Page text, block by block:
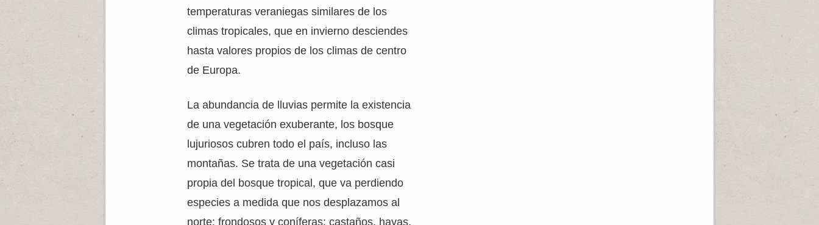
temperaturas veraniegas similares de los
climas tropicales, que en invierno desciendes
hasta valores propios de los climas de centro
de Europa.
La abundancia de lluvias permite la existencia
de una vegetación exuberante, los bosque
lujuriosos cubren todo el país, incluso las
montañas. Se trata de una vegetación casi
propia del bosque tropical, que va perdiendo
especies a medida que nos desplazamos al
norte; frondosos y coníferas: castaños, hayas,